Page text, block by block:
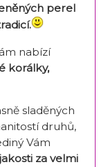
perel
nabízí
korálky,
sladěných
druhů,
Vám
za velmi